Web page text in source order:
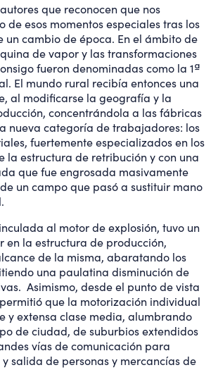
que reconocen que nos
de esos momentos especiales tras los
cambio de época. En el ámbito de
de vapor y las transformaciones
fueron denominadas como la 1ª
El mundo rural recibía entonces una
al modificarse la geografía y la
concentrándola a las fábricas
nueva categoría de trabajadores: los
fuertemente especializados en los
la estructura de retribución y con una
que fue engrosada masivamente
un campo que pasó a sustituir mano
al motor de explosión, tuvo un
en la estructura de producción,
de la misma, abaratando los
una paulatina disminución de
Asimismo, desde el punto de vista
que la motorización individual
y extensa clase media, alumbrando
de ciudad, de suburbios extendidos
vías de comunicación para
salida de personas y mercancías de